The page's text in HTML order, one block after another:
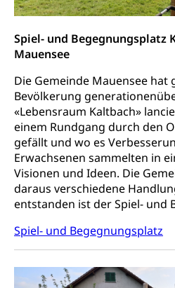
Spiel- und Begegnungsplatz
Mauensee
Die Gemeinde Mauensee
Bevölkerung
«Lebensraum Kaltbach»
einem Rundgang durch den
gefällt und wo es
Erwachsenen sammelten in
Visionen und Ideen. Die
daraus verschiedene
entstanden ist der Spiel- und
Spiel- und Begegnungsplatz
Energieverbrauch,
Windenergie, Wasserkraft,
Energie, erneuerbare Energie,
Grundbuch
Grundbucheintrag,
Grundeigentum, Grundstück
Grundbuchplan mit
Luft und Klima
Luftreinhaltung,
Klimaveränderung,
Atmosphäre, Luft,
Raumplanung
Richtplanung